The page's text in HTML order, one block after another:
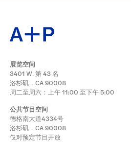
展览空间
3401 W. 第 43 名
洛杉矶，CA 90008
周二至周六：上午 11:00 至下午 5:00
公共节目空间
德格南大道4334号
洛杉矶，CA 90008
仅对预定节目开放